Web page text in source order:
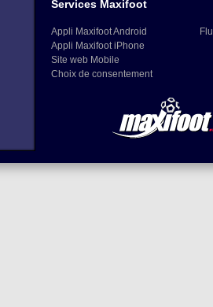
Services Maxifoot
Appli Maxifoot Android
Appli Maxifoot iPhone
Site web Mobile
Choix de consentement